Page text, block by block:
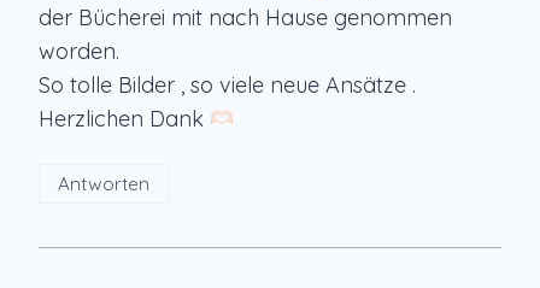
der Bücherei mit nach Hause genommen
worden.
So tolle Bilder , so viele neue Ansätze .
Herzlichen Dank
Antworten